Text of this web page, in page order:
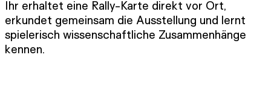
Ihr erhaltet eine Rally-Karte direkt vor Ort,
erkundet gemeinsam die Ausstellung und lernt
spielerisch wissenschaftliche Zusammenhänge
kennen.